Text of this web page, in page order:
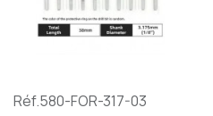
Réf.580-FOR-317-03